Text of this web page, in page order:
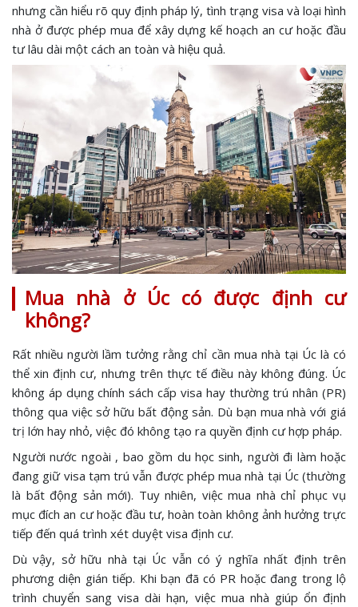
nhưng cần hiểu rõ quy định pháp lý, tình trạng visa và loại hình
nhà ở được phép mua để xây dựng kế hoạch an cư hoặc đầu
tư lâu dài một cách an toàn và hiệu quả.
Mua nhà ở Úc có được định cư
không?
Rất nhiều người lầm tưởng rằng chỉ cần mua nhà tại Úc là có
thể xin định cư, nhưng trên thực tế điều này không đúng. Úc
không áp dụng chính sách cấp visa hay thường trú nhân (PR)
thông qua việc sở hữu bất động sản. Dù bạn mua nhà với giá
trị lớn hay nhỏ, việc đó không tạo ra quyền định cư hợp pháp.
Người nước ngoài , bao gồm du học sinh, người đi làm hoặc
đang giữ visa tạm trú vẫn được phép mua nhà tại Úc (thường
là bất động sản mới). Tuy nhiên, việc mua nhà chỉ phục vụ
mục đích an cư hoặc đầu tư, hoàn toàn không ảnh hưởng trực
tiếp đến quá trình xét duyệt visa định cư.
Dù vậy, sở hữu nhà tại Úc vẫn có ý nghĩa nhất định trên
phương diện gián tiếp. Khi bạn đã có PR hoặc đang trong lộ
trình chuyển sang visa dài hạn, việc mua nhà giúp ổn định